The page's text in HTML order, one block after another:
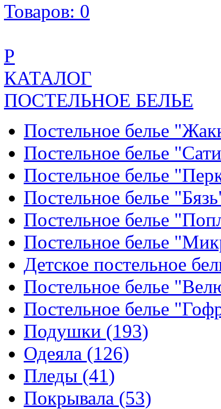
Товаров: 0
Р
КАТАЛОГ
ПОСТЕЛЬНОЕ БЕЛЬЕ
Постельное белье
Постельное белье
Постельное белье
Постельное белье
Постельное белье
Постельное белье
Детское постельное
Постельное белье
Постельное белье
Подушки (193)
Одеяла (126)
Пледы (41)
Покрывала (53)